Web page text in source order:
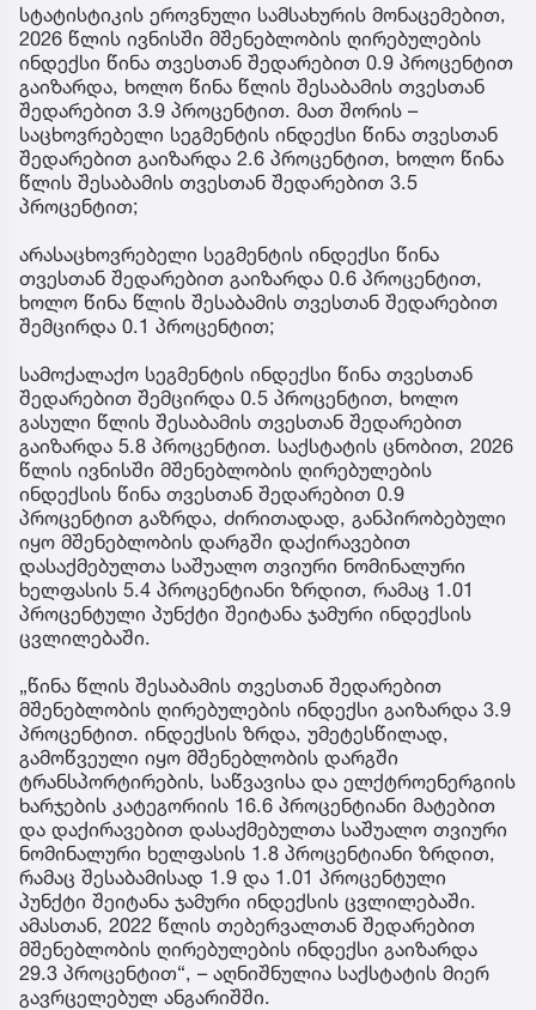
სტატისტიკის ეროვნული სამსახურის მონაცემებით,
2026 წლის ივნისში მშენებლობის ღირებულების
ინდექსი წინა თვესთან შედარებით 0.9 პროცენტით
გაიზარდა, ხოლო წინა წლის შესაბამის თვესთან
შედარებით 3.9 პროცენტით. მათ შორის –
საცხოვრებელი სეგმენტის ინდექსი წინა თვესთან
შედარებით გაიზარდა 2.6 პროცენტით, ხოლო წინა
წლის შესაბამის თვესთან შედარებით 3.5
პროცენტით;
არასაცხოვრებელი სეგმენტის ინდექსი წინა
თვესთან შედარებით გაიზარდა 0.6 პროცენტით,
ხოლო წინა წლის შესაბამის თვესთან შედარებით
შემცირდა 0.1 პროცენტით;
სამოქალაქო სეგმენტის ინდექსი წინა თვესთან
შედარებით შემცირდა 0.5 პროცენტით, ხოლო
გასული წლის შესაბამის თვესთან შედარებით
გაიზარდა 5.8 პროცენტით. საქსტატის ცნობით, 2026
წლის ივნისში მშენებლობის ღირებულების
ინდექსის წინა თვესთან შედარებით 0.9
პროცენტით გაზრდა, ძირითადად, განპირობებული
იყო მშენებლობის დარგში დაქირავებით
დასაქმებულთა საშუალო თვიური ნომინალური
ხელფასის 5.4 პროცენტიანი ზრდით, რამაც 1.01
პროცენტული პუნქტი შეიტანა ჯამური ინდექსის
ცვლილებაში.
„წინა წლის შესაბამის თვესთან შედარებით
მშენებლობის ღირებულების ინდექსი გაიზარდა 3.9
პროცენტით. ინდექსის ზრდა, უმეტესწილად,
გამოწვეული იყო მშენებლობის დარგში
ტრანსპორტირების, საწვავისა და ელქტროენერგიის
ხარჯების კატეგორიის 16.6 პროცენტიანი მატებით
და დაქირავებით დასაქმებულთა საშუალო თვიური
ნომინალური ხელფასის 1.8 პროცენტიანი ზრდით,
რამაც შესაბამისად 1.9 და 1.01 პროცენტული
პუნქტი შეიტანა ჯამური ინდექსის ცვლილებაში.
ამასთან, 2022 წლის თებერვალთან შედარებით
მშენებლობის ღირებულების ინდექსი გაიზარდა
29.3 პროცენტით“, – აღნიშნულია საქსტატის მიერ
გავრცელებულ ანგარიშში.